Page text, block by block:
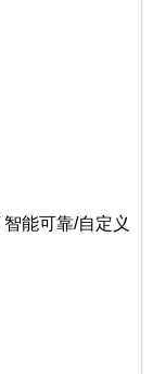
能可靠/自定义